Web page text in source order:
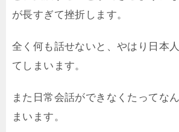
が長すぎて挫折します。
全く何も話せないと、やはり日本
てしまいます。
また日常会話ができなくたってな
まいます。